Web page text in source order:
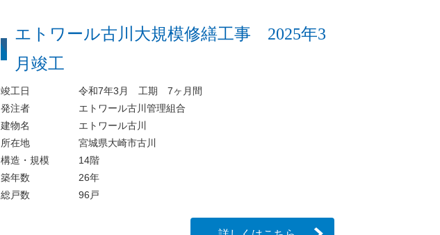
エトワール古川大規模修繕工事 2025年3
月竣工
竣工日
令和7年3月 工期 7ヶ月間
発注者
エトワール古川管理組合
建物名
エトワール古川
所在地
宮城県大崎市古川
構造・規模
14階
築年数
26年
総戸数
96戸